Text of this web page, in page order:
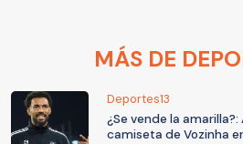
MÁS DE
Deportes13
¿Se vende la
camiseta de Vozinha